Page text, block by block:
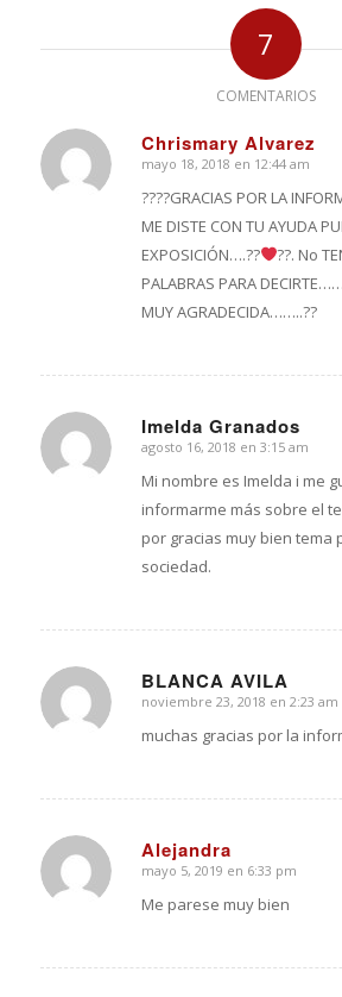
7
COMENTARIOS
Chrismary Alvarez
Dice:
mayo 18, 2018 en 12:44 am
????GRACIAS POR LA
ME DISTE CON TU AYUDA
EXPOSICIÓN….??
??. No
PALABRAS PARA
MUY AGRADECIDA……..??
Imelda Granados
Dice:
agosto 16, 2018 en 3:15 am
Mi nombre es Imelda i me
informarme más sobre el
por gracias muy bien tema
sociedad.
BLANCA AVILA
Dice:
noviembre 23, 2018 en 2:23 am
muchas gracias por la
Alejandra
Dice:
mayo 5, 2019 en 6:33 pm
Me parese muy bien